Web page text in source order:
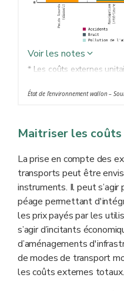
Voir les notes
* Les coûts externes
** Véhicules utilitaires
dépend en grande partie
type de véhicule, un
*** Seules sont
**** Les effets de
que constituent les
ayant des conséquences
l’activité humaine.
***** Les effets en amont
indirectes produites à
de production et de mise
sa consommation. Ils
État de l’environnement wallon –
Maitriser les
La prise en compte des
transports peut être
instruments. Il peut
péage permettant
les prix payés par les
s’agir d’incitants
d’aménagements
de modes de transport
les coûts externes totaux.